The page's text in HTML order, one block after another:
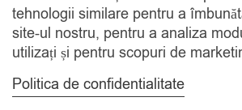
65.00 lei.
REDUS
tehnologii similare pentru a
site-ul nostru, pentru a analiza
utilizați și pentru scopuri de
Politica de confidentialitate